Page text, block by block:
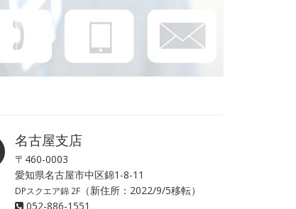
名古屋支店
〒460-0003
愛知県名古屋市中区錦1-8-11
DPスクエア錦 2F（新住所：2022/9/5移転）
052-886-1551